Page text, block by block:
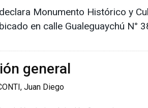
Monumento Histórico y
en calle Gualeguaychú
general
Juan Diego